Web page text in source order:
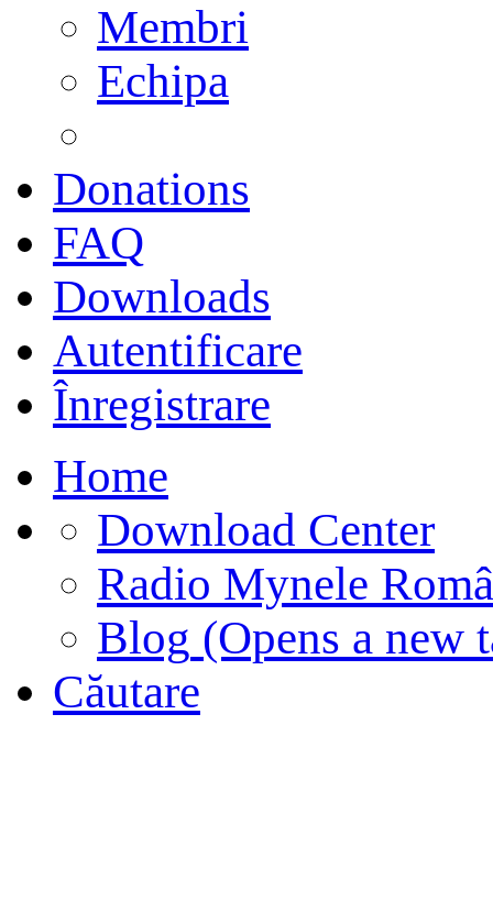
Membri
Echipa
Donations
FAQ
Downloads
Autentificare
Înregistrare
Home
Download Center
Radio Mynele
Blog (Opens a new
Căutare